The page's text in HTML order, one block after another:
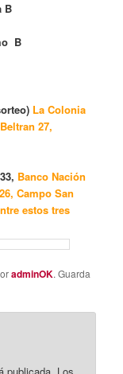
B
B
La Colonia
27,
Banco Nación
Campo San
estos tres
adminOK. Guarda